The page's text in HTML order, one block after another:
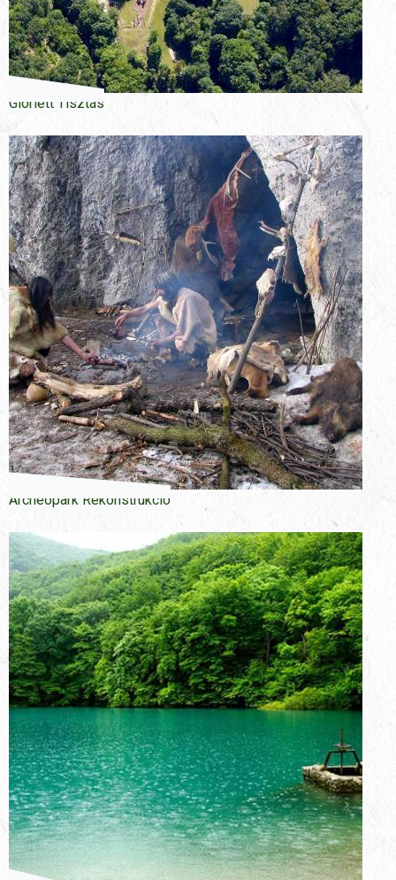
Gloriett Tisztás
Archeopark Rekonstrukcio